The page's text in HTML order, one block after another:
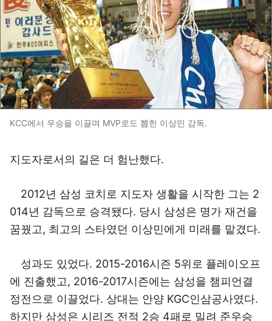
KCC에서 우승을 이끌며 MVP로도 뽑힌 이상민 감독.
지도자로서의 길은 더 험난했다.
2012년 삼성 코치로 지도자 생활을 시작한 그는 2
014년 감독으로 승격됐다. 당시 삼성은 명가 재건을
꿈꿨고, 최고의 스타였던 이상민에게 미래를 맡겼다.
성과도 있었다. 2015-2016시즌 5위로 플레이오프
에 진출했고, 2016-2017시즌에는 삼성을 챔피언결
정전으로 이끌었다. 상대는 안양 KGC인삼공사였다.
하지만 삼성은 시리즈 전적 2승 4패로 밀려 준우승